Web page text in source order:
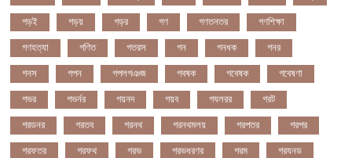
গড়ই গড়য় গড়র গণ গণতনতর গণশিক্ষা
গণহত্যা গণিত গতরস গন গনধক গনর
গনস গপন গপলগঞজ গবষক গবেষক গবেষণা
গভর গভর্নর গয়নদ গয়ব গযলরর গরট
গরডনর গরতব গরনথ গরনথমলয় গরপতর গরপর
গরফতর গরফথ গরভ গরভধরণর গরম গরযনড